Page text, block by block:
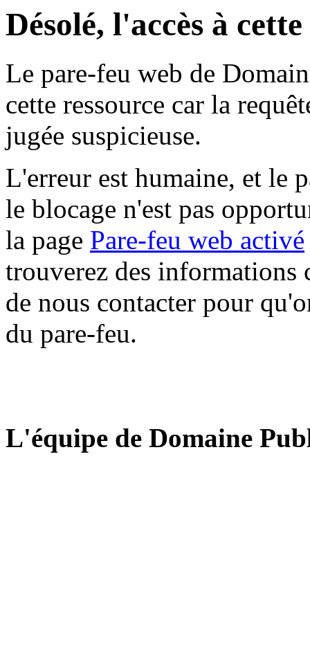
Désolé, l'accès à
Le pare-feu web de
cette ressource car la
jugée suspicieuse.
L'erreur est humaine, et le
le blocage n'est pas
la page Pare-feu web activé
trouverez des informations
de nous contacter pour
du pare-feu.
L'équipe de Domaine